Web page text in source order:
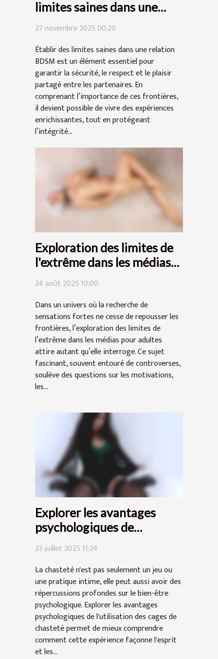
limites saines dans une
relation BDSM ?
27 novembre 2025 00:20
Établir des limites saines dans une relation
BDSM est un élément essentiel pour
garantir la sécurité, le respect et le plaisir
partagé entre les partenaires. En
comprenant l’importance de ces frontières,
il devient possible de vivre des expériences
enrichissantes, tout en protégeant
l’intégrité...
Exploration des limites de
l'extrême dans les médias
pour adultes ?
24 août 2025 10:00
Dans un univers où la recherche de
sensations fortes ne cesse de repousser les
frontières, l’exploration des limites de
l’extrême dans les médias pour adultes
attire autant qu’elle interroge. Ce sujet
fascinant, souvent entouré de controverses,
soulève des questions sur les motivations,
les...
Explorer les avantages
psychologiques de
l'utilisation des cages de
chasteté
23 juillet 2025 11:24
La chasteté n'est pas seulement un jeu ou
une pratique intime, elle peut aussi avoir des
répercussions profondes sur le bien-être
psychologique. Explorer les avantages
psychologiques de l'utilisation des cages de
chasteté permet de mieux comprendre
comment cette expérience façonne l'esprit
et les...